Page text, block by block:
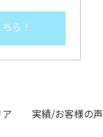
ら！
実績/お客様の声